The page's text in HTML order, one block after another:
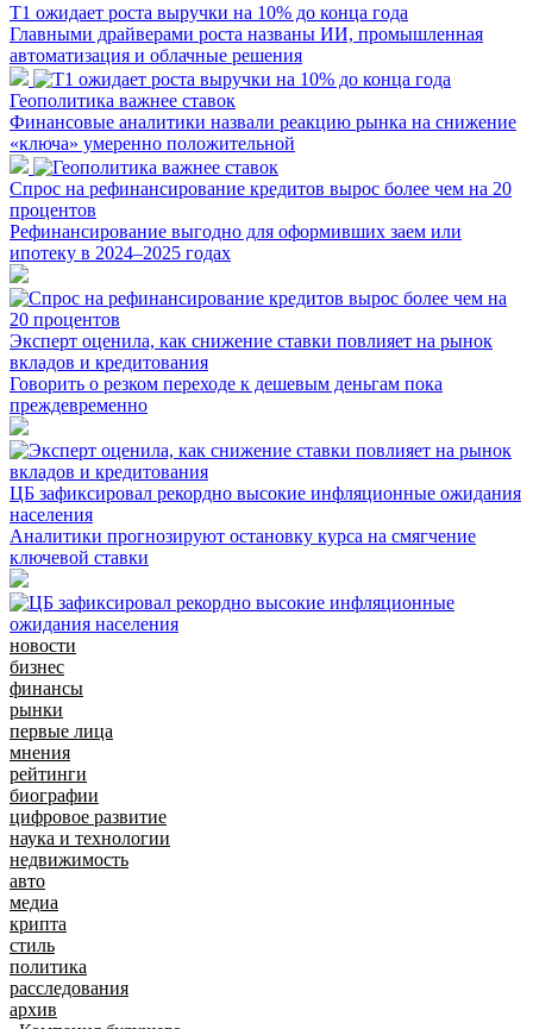
Т1 ожидает роста выручки на 10% до конца года
Главными драйверами роста названы ИИ, промышленная
автоматизация и облачные решения
Геополитика важнее ставок
Финансовые аналитики назвали реакцию рынка на снижение
«ключа» умеренно положительной
Спрос на рефинансирование кредитов вырос более чем на 20
процентов
Рефинансирование выгодно для оформивших заем или
ипотеку в 2024–2025 годах
Эксперт оценила, как снижение ставки повлияет на рынок
вкладов и кредитования
Говорить о резком переходе к дешевым деньгам пока
преждевременно
ЦБ зафиксировал рекордно высокие инфляционные ожидания
населения
Аналитики прогнозируют остановку курса на смягчение
ключевой ставки
новости
бизнес
финансы
рынки
первые лица
мнения
рейтинги
биографии
цифровое развитие
наука и технологии
недвижимость
авто
медиа
крипта
стиль
политика
расследования
архив